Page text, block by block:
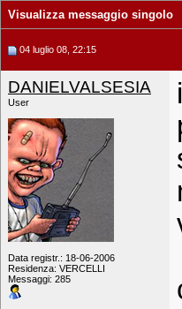
Visualizza messaggio singolo
04 luglio 08, 22:15
DANIELVALSESIA
User
Data registr.: 18-06-2006
Residenza: VERCELLI
Messaggi: 285